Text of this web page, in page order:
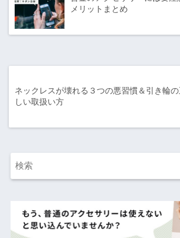
メリットまとめ
ネックレスが壊れる３つの悪習慣＆引き輪の
しい取扱い方